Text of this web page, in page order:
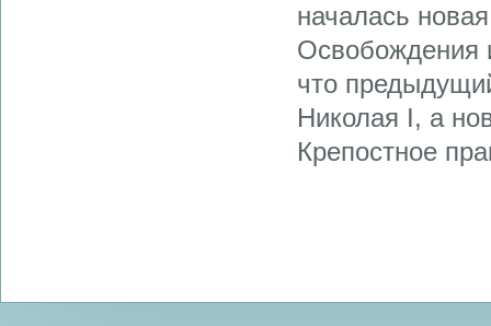
началась
Освобождения
что
Николая I, а
Крепостное